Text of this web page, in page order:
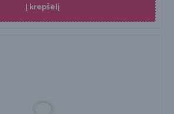
Į krepšelį